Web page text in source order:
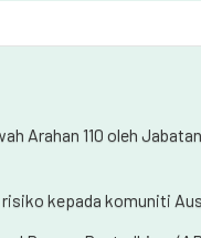
Arahan 110 oleh
risiko kepada komuniti